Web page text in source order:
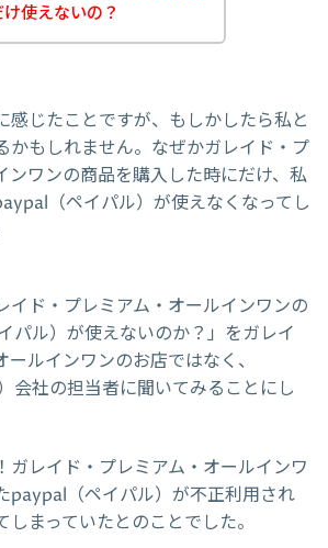
使えないの？
感じたことですが、もしかしたら私と
かもしれません。なぜかガレイド・プ
ンワンの商品を購入した時にだけ、私
（ペイパル）が使えなくなってし
イド・プレミアム・オールインワンの
パル）が使えないのか？」をガレイ
ールインワンのお店ではなく、
会社の担当者に聞いてみることにし
ガレイド・プレミアム・オールインワ
paypal（ペイパル）が不正利用され
まっていたとのことでした。